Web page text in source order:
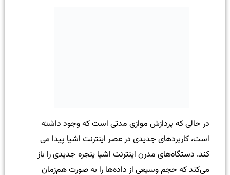
در حالی که پردازش موازی مدتی است که وجود داشته
است، کاربردهای جدیدی در عصر اینترنت اشیا پیدا می
کند. دستگاه‌های مدرن اینترنت اشیا پنجره جدیدی را باز
می‌کند که حجم وسیعی از داده‌ها را به صورت هم‌زمان